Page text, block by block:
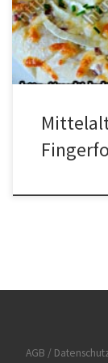
Zwiebeln
schneiden. Die
AGB /